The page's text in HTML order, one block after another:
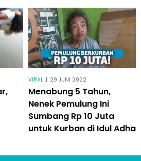
VIRAL | 29 JUNI 2022
Menabung 5 Tahun,
Nenek Pemulung Ini
Sumbang Rp 10 Juta
untuk Kurban di Idul Adha